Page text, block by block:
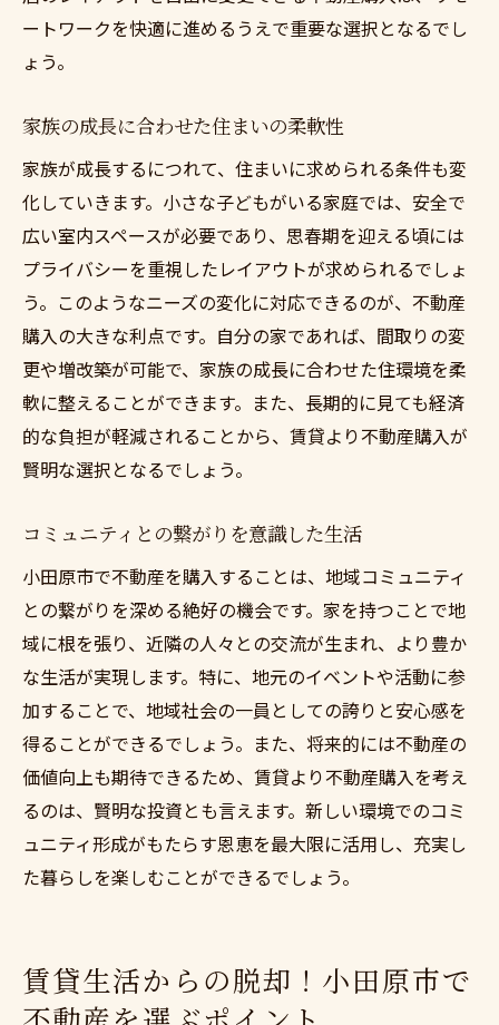
ートワークを快適に進めるうえで重要な選択となるでし
ょう。
家族の成長に合わせた住まいの柔軟性
家族が成長するにつれて、住まいに求められる条件も変
化していきます。小さな子どもがいる家庭では、安全で
広い室内スペースが必要であり、思春期を迎える頃には
プライバシーを重視したレイアウトが求められるでしょ
う。このようなニーズの変化に対応できるのが、不動産
購入の大きな利点です。自分の家であれば、間取りの変
更や増改築が可能で、家族の成長に合わせた住環境を柔
軟に整えることができます。また、長期的に見ても経済
的な負担が軽減されることから、賃貸より不動産購入が
賢明な選択となるでしょう。
コミュニティとの繋がりを意識した生活
小田原市で不動産を購入することは、地域コミュニティ
との繋がりを深める絶好の機会です。家を持つことで地
域に根を張り、近隣の人々との交流が生まれ、より豊か
な生活が実現します。特に、地元のイベントや活動に参
加することで、地域社会の一員としての誇りと安心感を
得ることができるでしょう。また、将来的には不動産の
価値向上も期待できるため、賃貸より不動産購入を考え
るのは、賢明な投資とも言えます。新しい環境でのコミ
ュニティ形成がもたらす恩恵を最大限に活用し、充実し
た暮らしを楽しむことができるでしょう。
賃貸生活からの脱却！小田原市で